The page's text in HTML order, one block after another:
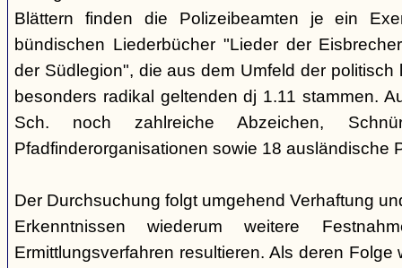
Blättern finden die Polizeibeamten je ein
bündischen Liederbücher "Lieder der
der Südlegion", die aus dem Umfeld der
besonders radikal geltenden dj 1.11 stammen.
Sch. noch zahlreiche Abzeichen,
Pfadfinderorganisationen sowie 18 ausländische
Der Durchsuchung folgt umgehend Verhaftung
Erkenntnissen wiederum weitere
Ermittlungsverfahren resultieren. Als deren